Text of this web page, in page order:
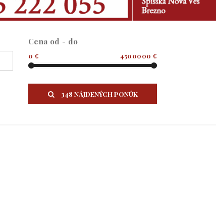
Cena od - do
0 € 4500000 €
348 NÁJDENÝCH PONÚK